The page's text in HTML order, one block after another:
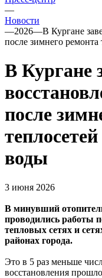
—
Новости
—2026—В Кургане
после зимнего ремонта
В Кургане
после
воды
3 июня 2026
В минувший
проводились работы
тепловых сетях и
районах города.
Это в 5 раз меньше
восстановления